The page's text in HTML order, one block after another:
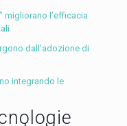
migliorano l’efficacia
dall’adozione di
integrando le